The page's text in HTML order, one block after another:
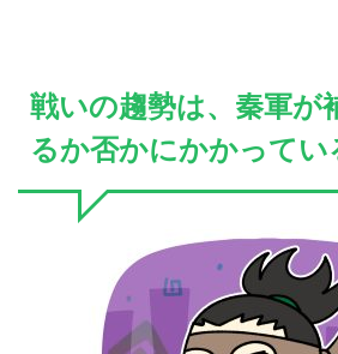
戦いの趨勢は、秦軍が
るか否かにかかってい